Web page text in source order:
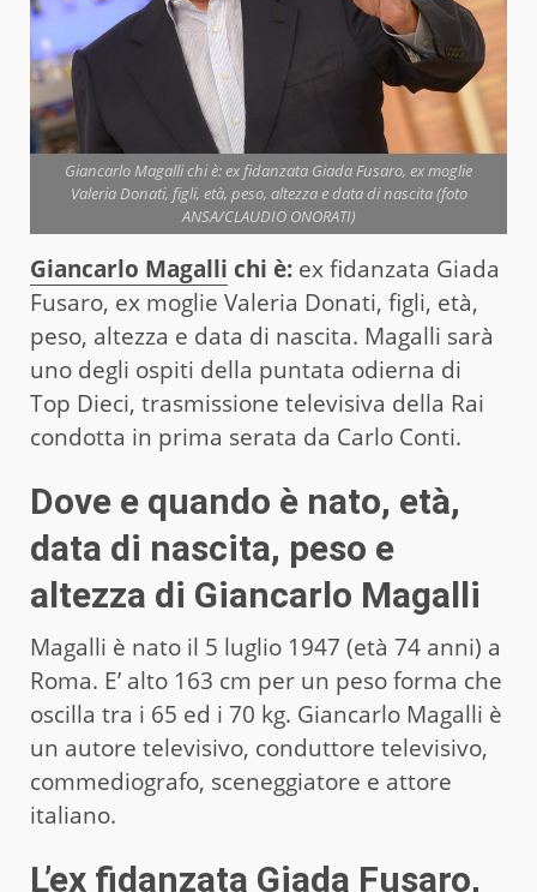
Giancarlo Magalli chi è: ex fidanzata Giada Fusaro, ex moglie
Valeria Donati, figli, età, peso, altezza e data di nascita (foto
ANSA/CLAUDIO ONORATI)
Giancarlo Magalli chi è: ex fidanzata Giada
Fusaro, ex moglie Valeria Donati, figli, età,
peso, altezza e data di nascita. Magalli sarà
uno degli ospiti della puntata odierna di
Top Dieci, trasmissione televisiva della Rai
condotta in prima serata da Carlo Conti.
Dove e quando è nato, età,
data di nascita, peso e
altezza di Giancarlo Magalli
Magalli è nato il 5 luglio 1947 (età 74 anni) a
Roma. E’ alto 163 cm per un peso forma che
oscilla tra i 65 ed i 70 kg. Giancarlo Magalli è
un autore televisivo, conduttore televisivo,
commediografo, sceneggiatore e attore
italiano.
L’ex fidanzata Giada Fusaro,